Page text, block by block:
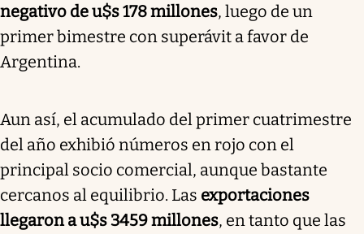
negativo de u$s 178 millones, luego de un
primer bimestre con superávit a favor de
Argentina.
Aun así, el acumulado del primer cuatrimestre
del año exhibió números en rojo con el
principal socio comercial, aunque bastante
cercanos al equilibrio. Las exportaciones
llegaron a u$s 3459 millones, en tanto que las